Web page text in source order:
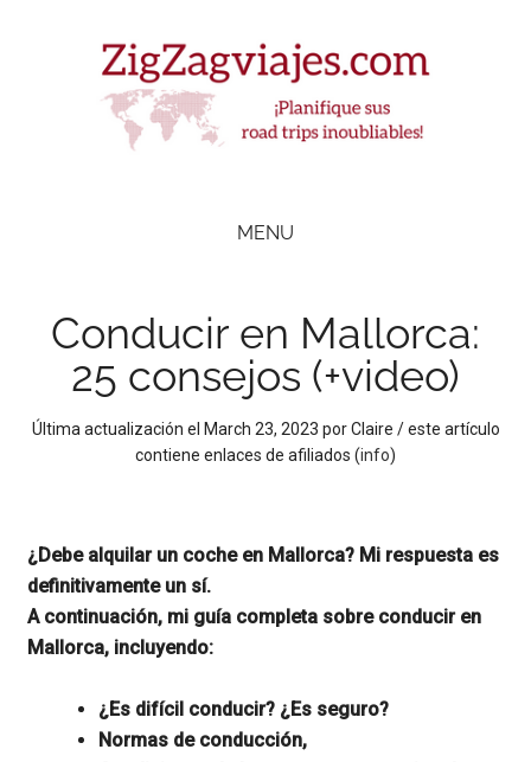
MENU
Conducir en Mallorca:
25 consejos (+video)
Última actualización el March 23, 2023 porClaire / este artículo
contiene enlaces de afiliados (info)
¿Debe alquilar un coche en Mallorca? Mi respuesta es
definitivamente un sí.
A continuación, mi guía completa sobre conducir en
Mallorca, incluyendo:
¿Es difícil conducir? ¿Es seguro?
Normas de conducción,